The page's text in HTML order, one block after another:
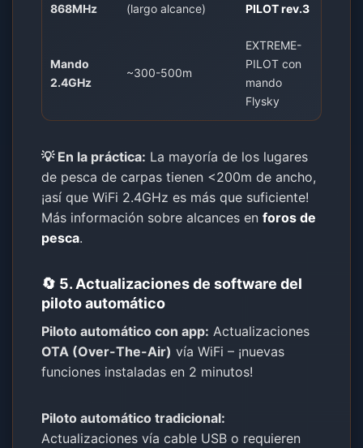
868MHz
(largo alcance)
PILOT rev.3
Mando
2.4GHz
~300-500m
EXTREME-
PILOT con
mando
Flysky
💡 En la práctica: La mayoría de los lugares
de pesca de carpas tienen <200m de ancho,
¡así que WiFi 2.4GHz es más que suficiente!
Más información sobre alcances enforos de
pesca.
🔄 5. Actualizaciones de software del
piloto automático
Piloto automático con app: Actualizaciones
OTA (Over-The-Air) vía WiFi – ¡nuevas
funciones instaladas en 2 minutos!
Piloto automático tradicional:
Actualizaciones vía cable USB o requieren